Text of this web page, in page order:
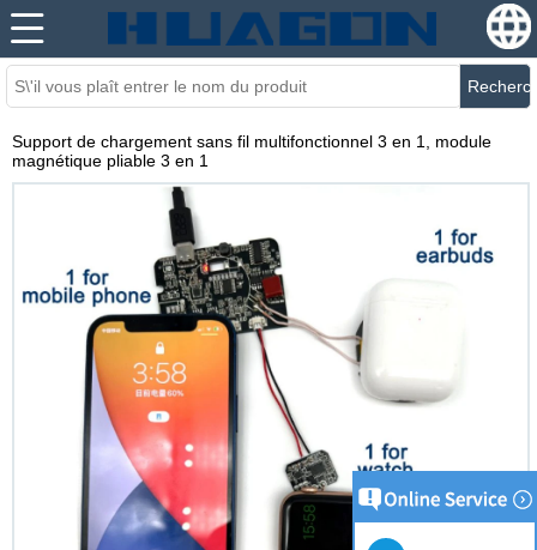
Support de chargement sans fil multifonctionnel 3 en 1, module
magnétique pliable 3 en 1